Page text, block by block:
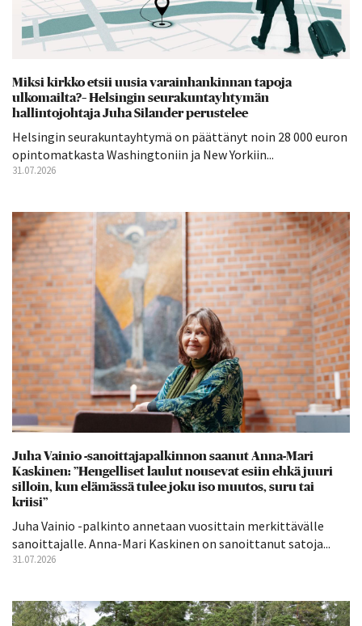
Miksi kirkko etsii uusia varainhankinnan tapoja
ulkomailta?– Helsingin seurakuntayhtymän
hallintojohtaja Juha Silander perustelee
Helsingin seurakuntayhtymä on päättänyt noin 28 000 euron
opintomatkasta Washingtoniin ja New Yorkiin...
31.07.2026
Juha Vainio -sanoittajapalkinnon saanut Anna-Mari
Kaskinen: ”Hengelliset laulut nousevat esiin ehkä juuri
silloin, kun elämässä tulee joku iso muutos, suru tai
kriisi”
Juha Vainio -palkinto annetaan vuosittain merkittävälle
sanoittajalle. Anna-Mari Kaskinen on sanoittanut satoja...
31.07.2026